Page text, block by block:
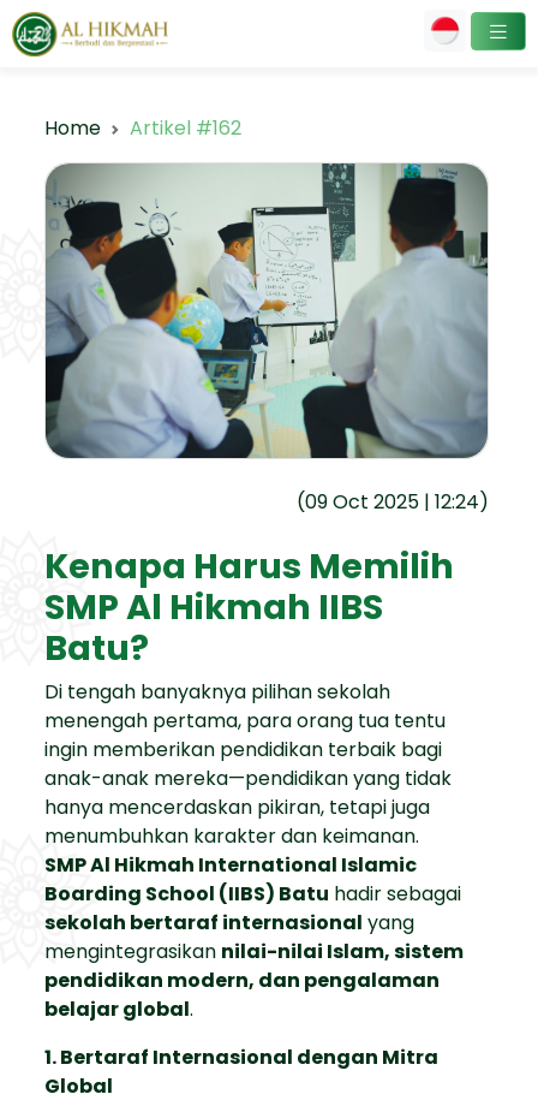
Home Artikel #162
(09 Oct 2025 | 12:24)
Kenapa Harus Memilih
SMP Al Hikmah IIBS
Batu?
Di tengah banyaknya pilihan sekolah
menengah pertama, para orang tua tentu
ingin memberikan pendidikan terbaik bagi
anak-anak mereka—pendidikan yang tidak
hanya mencerdaskan pikiran, tetapi juga
menumbuhkan karakter dan keimanan.
SMP Al Hikmah International Islamic
Boarding School (IIBS) Batu hadir sebagai
sekolah bertaraf internasional yang
mengintegrasikan nilai-nilai Islam, sistem
pendidikan modern, dan pengalaman
belajar global.
1. Bertaraf Internasional dengan Mitra
Global